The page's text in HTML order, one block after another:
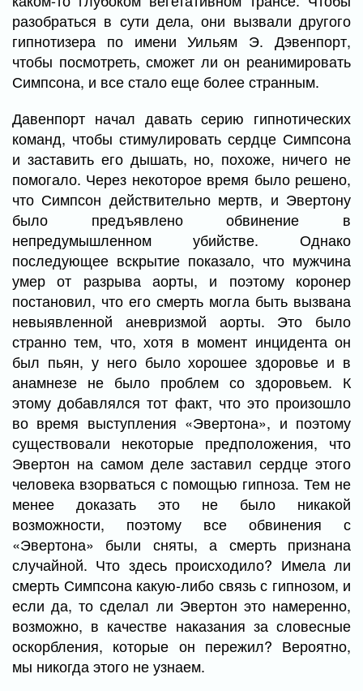
разобраться в сути дела, они вызвали другого
гипнотизера по имени Уильям Э. Дэвенпорт,
чтобы посмотреть, сможет ли он реанимировать
Симпсона, и все стало еще более странным.
Давенпорт начал давать серию гипнотических
команд, чтобы стимулировать сердце Симпсона
и заставить его дышать, но, похоже, ничего не
помогало. Через некоторое время было решено,
что Симпсон действительно мертв, и Эвертону
было предъявлено обвинение в
непредумышленном убийстве. Однако
последующее вскрытие показало, что мужчина
умер от разрыва аорты, и поэтому коронер
постановил, что его смерть могла быть вызвана
невыявленной аневризмой аорты. Это было
странно тем, что, хотя в момент инцидента он
был пьян, у него было хорошее здоровье и в
анамнезе не было проблем со здоровьем. К
этому добавлялся тот факт, что это произошло
во время выступления «Эвертона», и поэтому
существовали некоторые предположения, что
Эвертон на самом деле заставил сердце этого
человека взорваться с помощью гипноза. Тем не
менее доказать это не было никакой
возможности, поэтому все обвинения с
«Эвертона» были сняты, а смерть признана
случайной. Что здесь происходило? Имела ли
смерть Симпсона какую-либо связь с гипнозом, и
если да, то сделал ли Эвертон это намеренно,
возможно, в качестве наказания за словесные
оскорбления, которые он пережил? Вероятно,
мы никогда этого не узнаем.